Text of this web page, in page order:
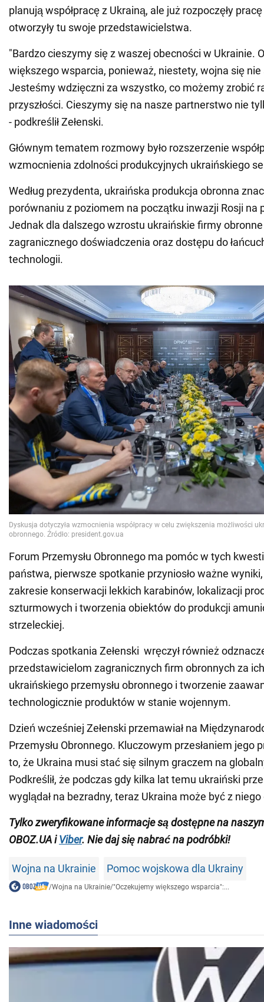
planują współpracę z Ukrainą, ale już rozpoczęły
otworzyły tu swoje przedstawicielstwa.
"Bardzo cieszymy się z waszej obecności w Ukrainie.
większego wsparcia, ponieważ, niestety, wojna się nie
Jesteśmy wdzięczni za wszystko, co możemy zrobić
przyszłości. Cieszymy się na nasze partnerstwo nie
- podkreślił Zełenski.
Głównym tematem rozmowy było rozszerzenie
wzmocnienia zdolności produkcyjnych ukraińskiego
Według prezydenta, ukraińska produkcja obronna
porównaniu z poziomem na początku inwazji Rosji na
Jednak dla dalszego wzrostu ukraińskie firmy
zagranicznego doświadczenia oraz dostępu do
technologii.
Forum Przemysłu Obronnego ma pomóc w tych
państwa, pierwsze spotkanie przyniosło ważne
zakresie konserwacji lekkich karabinów, lokalizacji
szturmowych i tworzenia obiektów do produkcji
strzeleckiej.
Podczas spotkania Zełenski wręczył również
przedstawicielom zagranicznych firm obronnych za
ukraińskiego przemysłu obronnego i tworzenie
technologicznie produktów w stanie wojennym.
Dzień wcześniej Zełenski przemawiał na
Przemysłu Obronnego. Kluczowym przesłaniem jego
to, że Ukraina musi stać się silnym graczem na
Podkreślił, że podczas gdy kilka lat temu ukraiński
wyglądał na bezradny, teraz Ukraina może być z
Tylko zweryfikowane informacje są dostępne na
OBOZ.UA iViber. Nie daj się nabrać na podróbki!
Wojna na Ukrainie Pomoc wojskowa dla Ukrainy
/Wojna na Ukrainie/"Oczekujemy większego wsparcia":...
Inne wiadomości